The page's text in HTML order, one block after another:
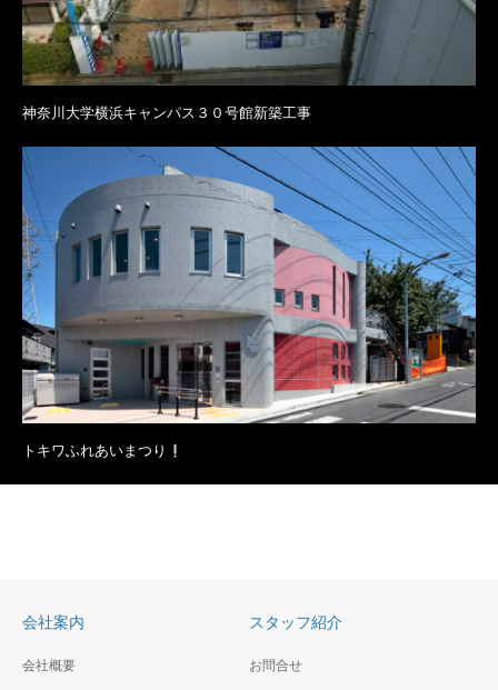
神奈川大学横浜キャンパス３０号館新築工事
トキワふれあいまつり
会社案内
会社概要
スタッフ紹介
お問合せ